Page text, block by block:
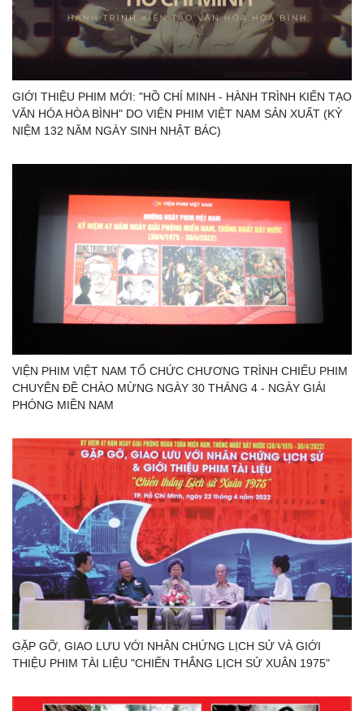
GIỚI THIỆU PHIM MỚI: "HỒ CHÍ MINH - HÀNH TRÌNH KIẾN TẠO
VĂN HÓA HÒA BÌNH" DO VIỆN PHIM VIỆT NAM SẢN XUẤT (KỶ
NIỆM 132 NĂM NGÀY SINH NHẬT BÁC)
VIỆN PHIM VIỆT NAM TỔ CHỨC CHƯƠNG TRÌNH CHIẾU PHIM
CHUYÊN ĐỀ CHÀO MỪNG NGÀY 30 THÁNG 4 - NGÀY GIẢI
PHÓNG MIỀN NAM
GẶP GỠ, GIAO LƯU VỚI NHÂN CHỨNG LỊCH SỬ VÀ GIỚI
THIỆU PHIM TÀI LIỆU "CHIẾN THẮNG LỊCH SỬ XUÂN 1975"